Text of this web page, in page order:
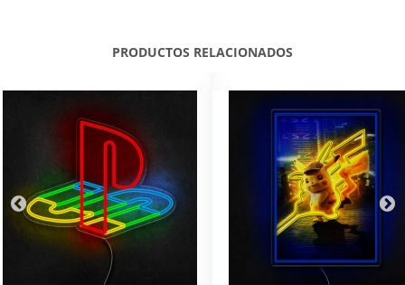
PRODUCTOS RELACIONADOS